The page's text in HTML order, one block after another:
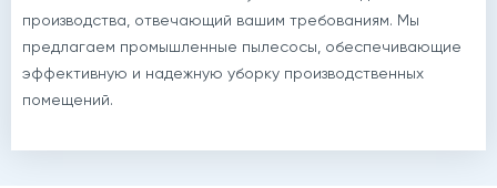
производства, отвечающий вашим требованиям. Мы
предлагаем промышленные пылесосы, обеспечивающие
эффективную и надежную уборку производственных
помещений.